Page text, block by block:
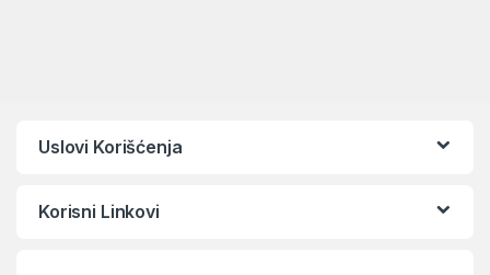
Uslovi Korišćenja
Korisni Linkovi